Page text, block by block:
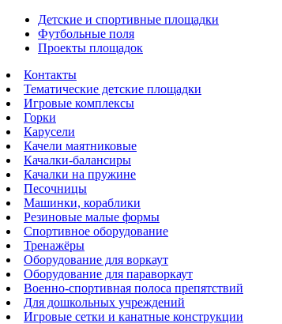
Детские и спортивные площадки
Футбольные поля
Проекты площадок
Контакты
Тематические детские площадки
Игровые комплексы
Горки
Карусели
Качели маятниковые
Качалки-балансиры
Качалки на пружине
Песочницы
Машинки, кораблики
Резиновые малые формы
Спортивное оборудование
Тренажёры
Оборудование для воркаут
Оборудование для параворкаут
Военно-спортивная полоса препятствий
Для дошкольных учреждений
Игровые сетки и канатные конструкции